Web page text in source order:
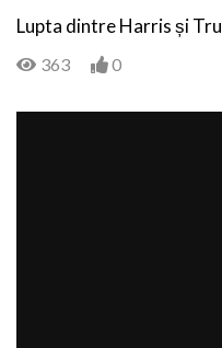
Lupta dintre Harris și
363 0